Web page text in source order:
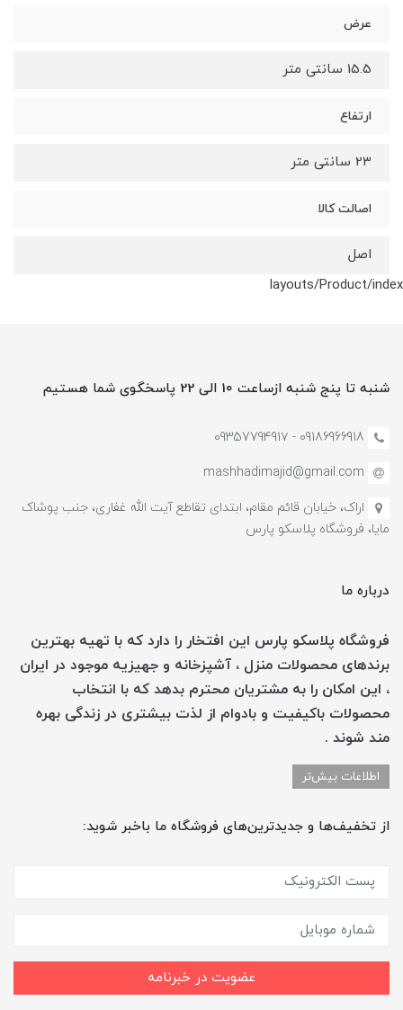
عرض
15.5 سانتی متر
ارتفاع
23 سانتی متر
اصالت کالا
اصل
layouts/Product/index
شنبه تا پنج شنبه ازساعت 10 الی 22 پاسخگوی شما هستیم
09186966918 - 0935779491۷
mashhadimajid@gmail.com
اراک، خیابان قائم مقام، ابتدای تقاطع آیت الله غفاری، جنب پوشاک
مایا، فروشگاه پلاسکو پارس
درباره ما
فروشگاه پلاسکو پارس این افتخار را دارد که با تهیه بهترین
برندهای محصولات منزل ، آشپزخانه و جهیزیه موجود در ایران
، این امکان را به مشتریان محترم بدهد که با انتخاب
محصولات باکیفیت و بادوام از لذت بیشتری در زندگی بهره
مند شوند .
اطلاعات بیش‌تر
از تخفیف‌ها و جدیدترین‌های فروشگاه ما باخبر شوید:
عضویت در خبرنامه